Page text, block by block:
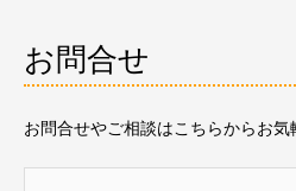
お問合せ
お問合せやご相談はこちらからお気